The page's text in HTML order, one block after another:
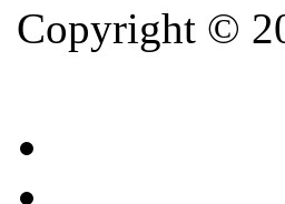
Copyright ©